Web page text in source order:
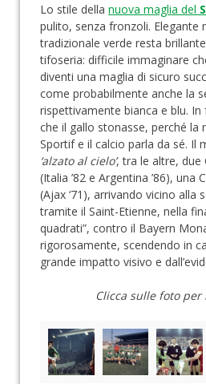
Lo stile della nuova maglia del
pulito, senza fronzoli. Elegante
tradizionale verde resta
tifoseria: difficile immaginare
diventi una maglia di sicuro
come probabilmente anche la
rispettivamente bianca e blu.
che il gallo stonasse, perché la
Sportif e il calcio parla da sé. Il
‘alzato al cielo’, tra le altre, due
(Italia ’82 e Argentina ’86), una
(Ajax ‘71), arrivando vicino alla
tramite il Saint-Etienne, nella
quadrati”, contro il Bayern
rigorosamente, scendendo in
grande impatto visivo e
Clicca sulle foto